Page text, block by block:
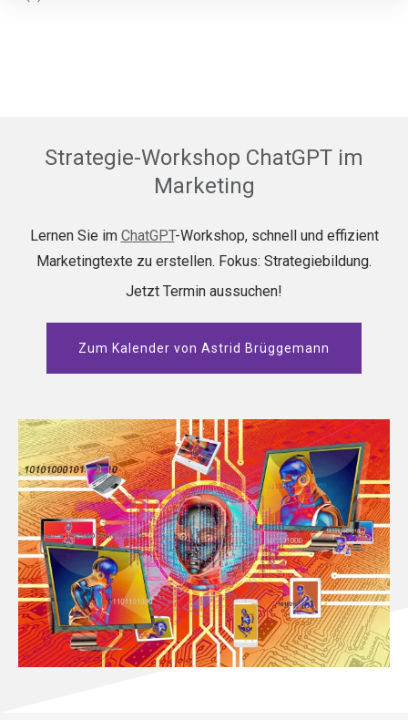
Strategie-Workshop ChatGPT im
Marketing
Lernen Sie im ChatGPT-Workshop, schnell und effizient
Marketingtexte zu erstellen. Fokus: Strategiebildung.
Jetzt Termin aussuchen!
Zum Kalender von Astrid Brüggemann